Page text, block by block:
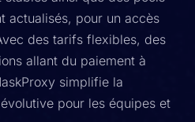
actualisés, pour un accès
des tarifs flexibles, des
allant du paiement à
simplifie la
pour les équipes et